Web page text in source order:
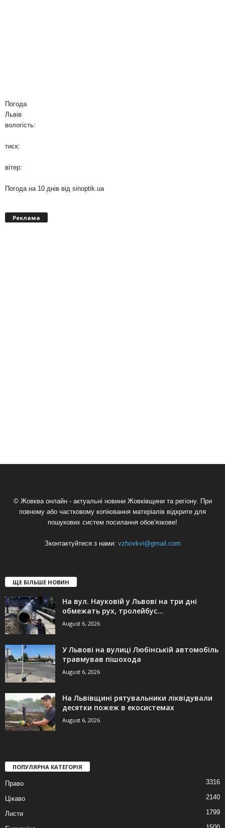
Погода
Львів
вологість:
тиск:
вітер:
Погода на 10 днів від sinoptik.ua
Реклама
© Жовква онлайн - актуальні новини Жовківщини та регіону. При
повному або частковому копіювання матеріалів відкрите для
пошукових систем посилання обов'язкове!
Зконтактуйтеся з нами: vzhovkvi@gmail.com
ЩЕ БІЛЬШЕ НОВИН
На вул. Науковій у Львові на три дні
обмежать рух, тролейбус...
August 6, 2026
У Львові на вулиці Любінській автомобіль
травмував пішохода
August 6, 2026
На Львівщині рятувальники ліквідували
десятки пожеж в екосистемах
August 6, 2026
ПОПУЛЯРНА КАТЕГОРІЯ
Право 3316
Цікаво 2140
Листи 1799